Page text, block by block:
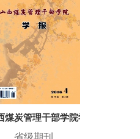
煤炭管理干部学院学报
省级期刊